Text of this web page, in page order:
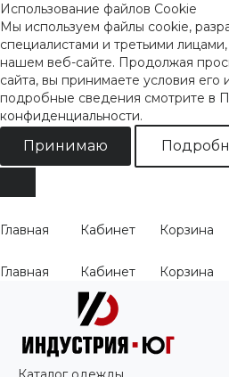
Использование файлов Cookie
Мы используем файлы cookie,
специалистами и третьими
нашем веб-сайте. Продолжая
сайта, вы принимаете условия его
подробные сведения смотрите в
конфиденциальности.
Принимаю
Главная Кабинет Корзина
Главная Кабинет Корзина